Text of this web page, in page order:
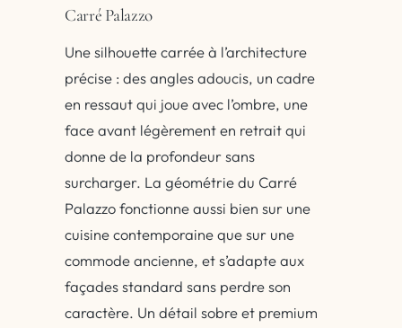
Carré Palazzo
Une silhouette carrée à l’architecture
précise : des angles adoucis, un cadre
en ressaut qui joue avec l’ombre, une
face avant légèrement en retrait qui
donne de la profondeur sans
surcharger. La géométrie du Carré
Palazzo fonctionne aussi bien sur une
cuisine contemporaine que sur une
commode ancienne, et s’adapte aux
façades standard sans perdre son
caractère. Un détail sobre et premium